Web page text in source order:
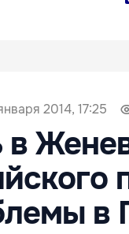
2014, 17:25
в
в